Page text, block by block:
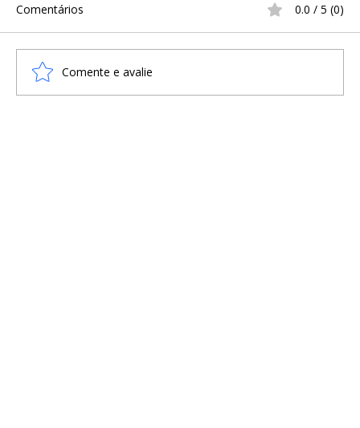
Comentários 0.0 / 5 (0)
Comente e avalie